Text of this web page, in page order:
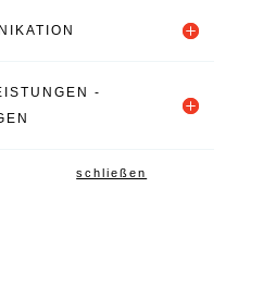
-
schließen